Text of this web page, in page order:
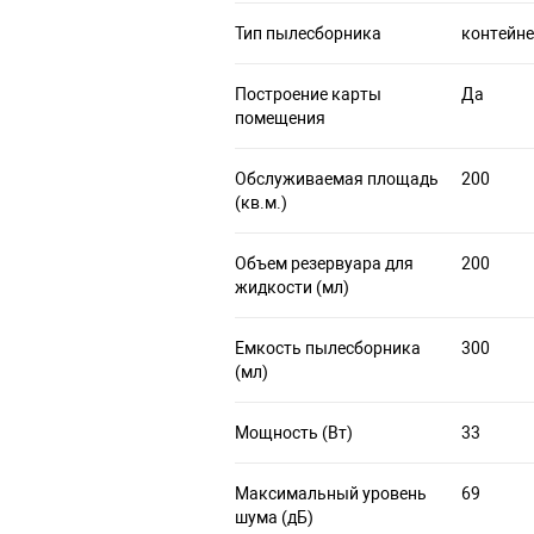
Тип пылесборника
Построение карты
помещения
Да
Обслуживаемая площадь
(кв.м.)
200
Объем резервуара для
жидкости (мл)
200
Емкость пылесборника
(мл)
300
Мощность (Вт) 33
Максимальный уровень
шума (дБ)
69